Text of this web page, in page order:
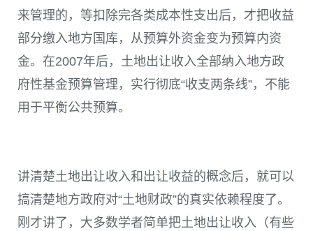
来管理的，等扣除完各类成本性支出后，才把收益
部分缴入地方国库，从预算外资金变为预算内资
金。在2007年后，土地出让收入全部纳入地方政
府性基金预算管理，实行彻底“收支两条线”，不能
用于平衡公共预算。
讲清楚土地出让收入和出让收益的概念后，就可以
搞清楚地方政府对“土地财政”的真实依赖程度了。
刚才讲了，大多数学者简单把土地出让收入（有些